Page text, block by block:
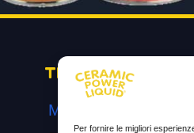
Per fornire le migliori
TESTIMONIANZE
Molto soddisfatti